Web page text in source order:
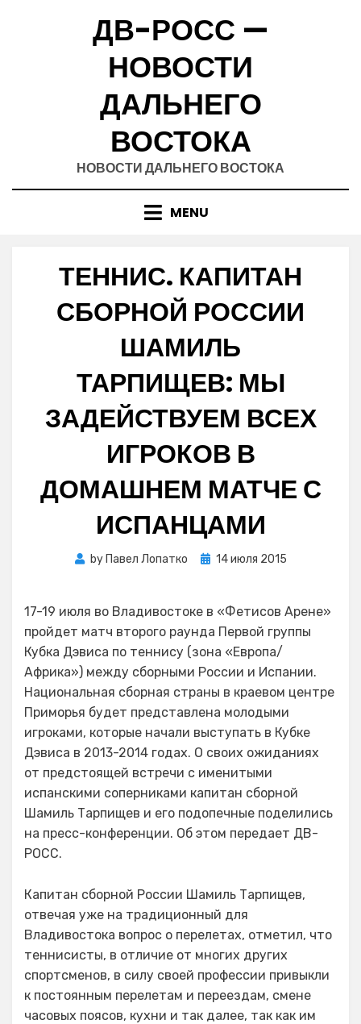
ДВ-РОСС —
НОВОСТИ
ДАЛЬНЕГО
ВОСТОКА
НОВОСТИ ДАЛЬНЕГО ВОСТОКА
MENU
ТЕННИС. КАПИТАН
СБОРНОЙ РОССИИ
ШАМИЛЬ
ТАРПИЩЕВ: МЫ
ЗАДЕЙСТВУЕМ ВСЕХ
ИГРОКОВ В
ДОМАШНЕМ МАТЧЕ С
ИСПАНЦАМИ
by Павел Лопатко
Posted
14 июля 2015
17-19 июля во Владивостоке в «Фетисов Арене»
пройдет матч второго раунда Первой группы
Кубка Дэвиса по теннису (зона «Европа/
Африка») между сборными России и Испании.
Национальная сборная страны в краевом центре
Приморья будет представлена молодыми
игроками, которые начали выступать в Кубке
Дэвиса в 2013-2014 годах. О своих ожиданиях
от предстоящей встречи с именитыми
испанскими соперниками капитан сборной
Шамиль Тарпищев и его подопечные поделились
на пресс-конференции. Об этом передает ДВ-
РОСС.
Капитан сборной России Шамиль Тарпищев,
отвечая уже на традиционный для
Владивостока вопрос о перелетах, отметил, что
теннисисты, в отличие от многих других
спортсменов, в силу своей профессии привыкли
к постоянным перелетам и переездам, смене
часовых поясов, кухни и так далее, так как им